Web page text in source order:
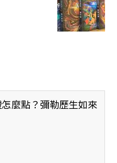
麼點？彌勒歷生如來